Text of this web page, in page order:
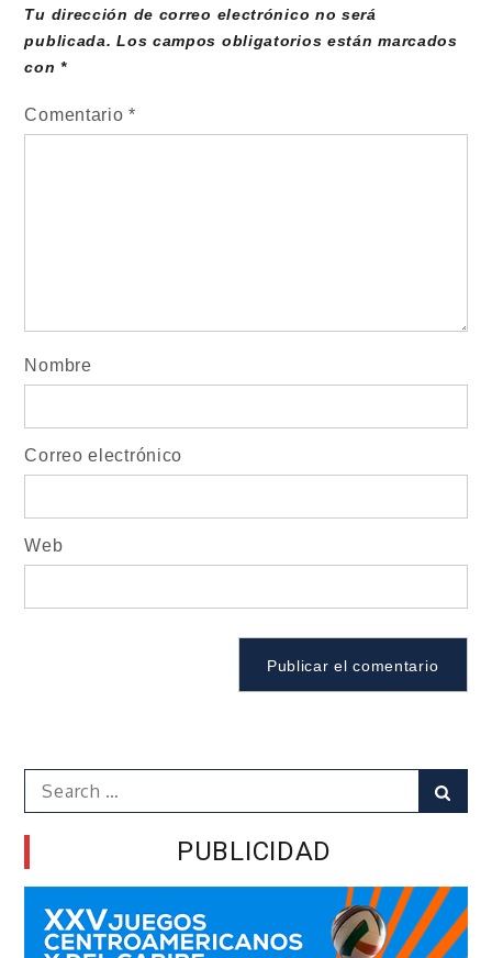
Tu dirección de correo electrónico no será
publicada. Los campos obligatorios están marcados
con*
Comentario*
Nombre
Correo electrónico
Web
Search
for:
PUBLICIDAD